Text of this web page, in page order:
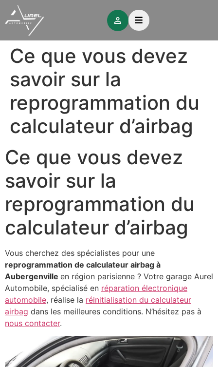
Ce que vous devez
savoir sur la
reprogrammation du
calculateur d’airbag
Ce que vous devez
savoir sur la
reprogrammation du
calculateur d’airbag
Vous cherchez des spécialistes pour une
reprogrammation de calculateur airbag à
Aubergenville en région parisienne ? Votre garage Aurel
Automobile, spécialisé en réparation électronique
automobile, réalise la réinitialisation du calculateur
airbag dans les meilleures conditions. N’hésitez pas à
nous contacter.